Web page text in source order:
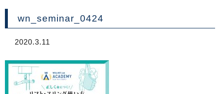
wn_seminar_0424
2020.3.11